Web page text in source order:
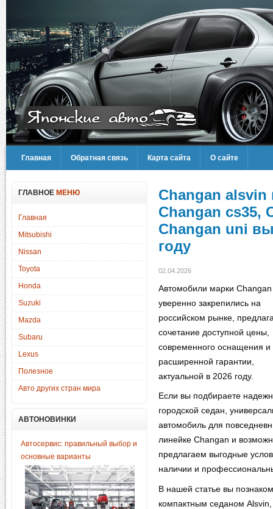
Главная Обратная связь Карта сайта О сайте
ГЛАВНОЕ МЕНЮ
Главная
Mitsubishi
Nissan
Toyota
Honda
Suzuki
Mazda
Subaru
Lexus
Полезное
Авто других стран мира
АВТОНОВИНКИ
Автосервис: правильный выбор и
основные варианты
Changan
Changan cs35,
Changan uni
году
02.04.2026
Автомобили марки Changan
уверенно закрепились на
российском рынке,
сочетание доступной цены,
современного оснащения и
расширенной гарантии,
актуальной в 2026 году.
Если вы подбираете
городской седан,
автомобиль для
линейке Changan и
предлагаем выгодные
наличии и
В нашей статье вы
компактным седаном